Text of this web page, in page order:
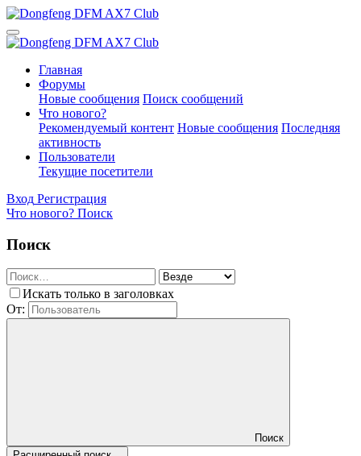
Главная
Форумы
Новые сообщения Поиск сообщений
Что нового?
Рекомендуемый контент Новые сообщения Последняя
активность
Пользователи
Текущие посетители
Вход Регистрация
Что нового? Поиск
Поиск
Искать только в заголовках
От:
Поиск